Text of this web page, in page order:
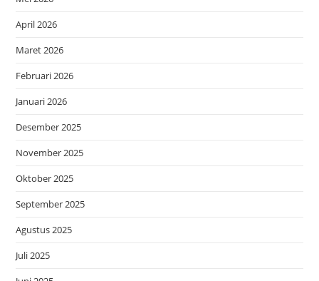
April 2026
Maret 2026
Februari 2026
Januari 2026
Desember 2025
November 2025
Oktober 2025
September 2025
Agustus 2025
Juli 2025